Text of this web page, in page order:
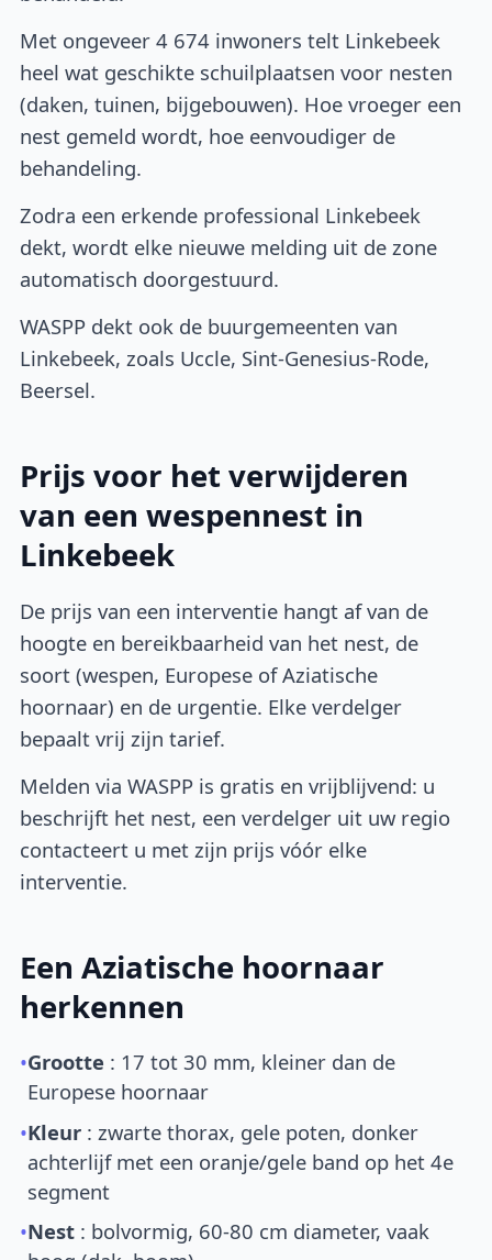
Met ongeveer 4 674 inwoners telt Linkebeek
heel wat geschikte schuilplaatsen voor nesten
(daken, tuinen, bijgebouwen). Hoe vroeger een
nest gemeld wordt, hoe eenvoudiger de
behandeling.
Zodra een erkende professional Linkebeek
dekt, wordt elke nieuwe melding uit de zone
automatisch doorgestuurd.
WASPP dekt ook de buurgemeenten van
Linkebeek, zoals Uccle, Sint-Genesius-Rode,
Beersel.
Prijs voor het verwijderen
van een wespennest in
Linkebeek
De prijs van een interventie hangt af van de
hoogte en bereikbaarheid van het nest, de
soort (wespen, Europese of Aziatische
hoornaar) en de urgentie. Elke verdelger
bepaalt vrij zijn tarief.
Melden via WASPP is gratis en vrijblijvend: u
beschrijft het nest, een verdelger uit uw regio
contacteert u met zijn prijs vóór elke
interventie.
Een Aziatische hoornaar
herkennen
•Grootte : 17 tot 30 mm, kleiner dan de
Europese hoornaar
•Kleur : zwarte thorax, gele poten, donker
achterlijf met een oranje/gele band op het 4e
segment
•Nest : bolvormig, 60-80 cm diameter, vaak